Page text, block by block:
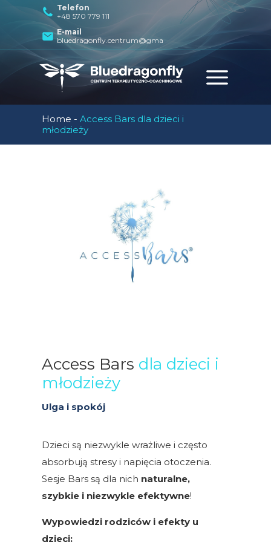
E-mail
bluedragonfly.centrum@gmail.com
Telefon
+48 570 779 111
Home - Access Bars dla dzieci i
młodzieży
Dzieci są niezwykle wrażliwe i często
absorbują stresy i napięcia otoczenia.
Sesje Bars są dla nich naturalne,
szybkie i niezwykle efektywne!
Wypowiedzi rodziców i efekty u
dzieci:
Access Bars dla dzieci i
młodzieży
Ulga i spokój